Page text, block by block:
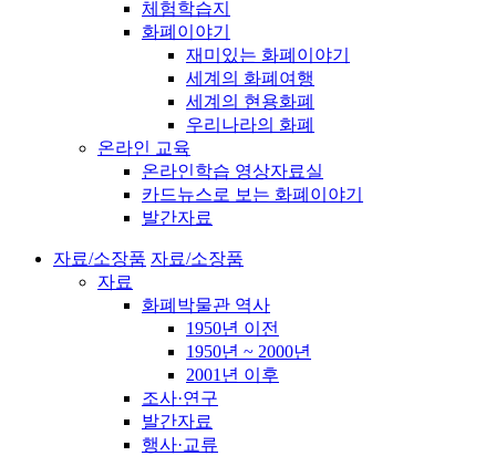
체험학습지
화폐이야기
재미있는 화폐이야기
세계의 화폐여행
세계의 현용화폐
우리나라의 화폐
온라인 교육
온라인학습 영상자료실
카드뉴스로 보는 화폐이야기
발간자료
자료/소장품 자료/소장품
자료
화폐박물관 역사
1950년 이전
1950년 ~ 2000년
2001년 이후
조사·연구
발간자료
행사·교류